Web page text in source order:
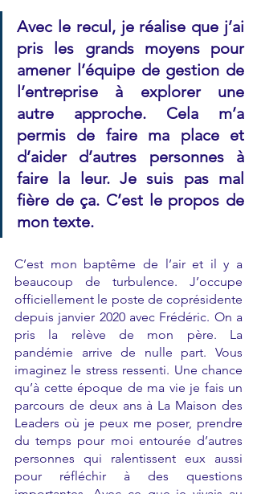
Avec le recul, je réalise que j’ai
pris les grands moyens pour
amener l’équipe de gestion de
l’entreprise à explorer une
autre approche. Cela m’a
permis de faire ma place et
d’aider d’autres personnes à
faire la leur. Je suis pas mal
fière de ça. C’est le propos de
mon texte.
C’est mon baptême de l’air et il y a
beaucoup de turbulence. J’occupe
officiellement le poste de coprésidente
depuis janvier 2020 avec Frédéric. On a
pris la relève de mon père. La
pandémie arrive de nulle part. Vous
imaginez le stress ressenti. Une chance
qu’à cette époque de ma vie je fais un
parcours de deux ans à La Maison des
Leaders où je peux me poser, prendre
du temps pour moi entourée d’autres
personnes qui ralentissent eux aussi
pour réfléchir à des questions